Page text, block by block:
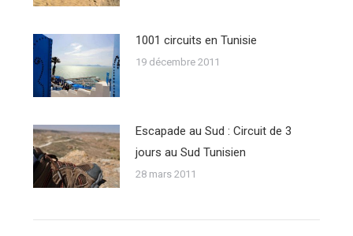
1001 circuits en Tunisie
19 décembre 2011
Escapade au Sud : Circuit de 3
jours au Sud Tunisien
28 mars 2011